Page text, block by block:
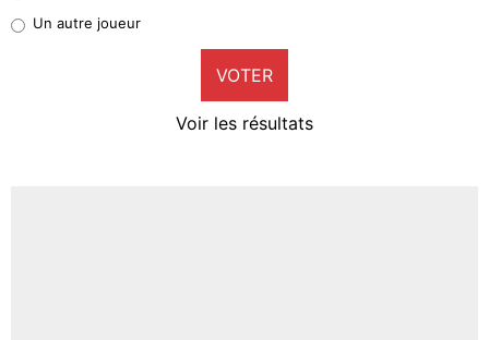
9%
Un autre joueur
VOTER
Voir les résultats